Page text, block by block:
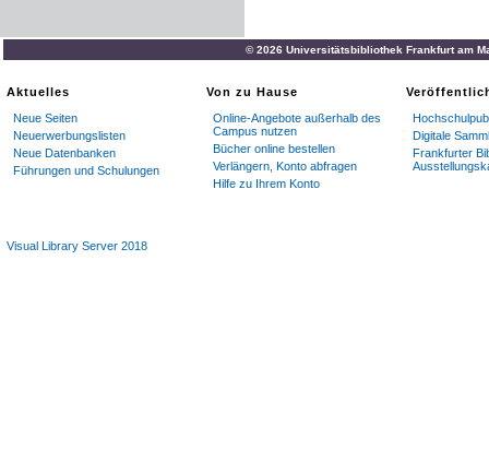
© 2026 Universitätsbibliothek Frankfurt am
Aktuelles
Neue Seiten
Neuerwerbungslisten
Neue Datenbanken
Führungen und Schulungen
Von zu Hause
Online-Angebote außerhalb des
Campus nutzen
Bücher online bestellen
Verlängern, Konto abfragen
Hilfe zu Ihrem Konto
Digitale
Frankfurter
Visual Library Server 2018